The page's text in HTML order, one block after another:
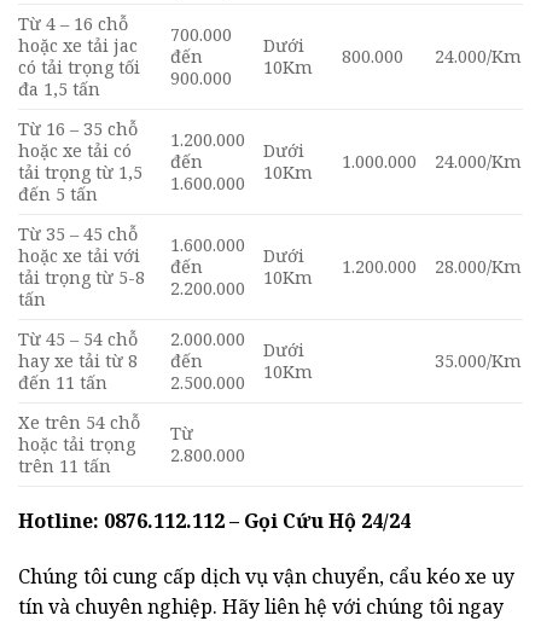
Từ 4 – 16 chỗ
hoặc xe tải jac
có tải trọng tối
đa 1,5 tấn
700.000
đến
900.000
Dưới
10Km
800.000 24.000/Km
Từ 16 – 35 chỗ
hoặc xe tải có
tải trọng từ 1,5
đến 5 tấn
1.200.000
đến
1.600.000
Dưới
10Km
1.000.000 24.000/Km
Từ 35 – 45 chỗ
hoặc xe tải với
tải trọng từ 5-8
tấn
1.600.000
đến
2.200.000
Dưới
10Km
1.200.000 28.000/Km
Từ 45 – 54 chỗ
hay xe tải từ 8
đến 11 tấn
2.000.000
đến
2.500.000
Dưới
10Km
35.000/Km
Xe trên 54 chỗ
hoặc tải trọng
trên 11 tấn
Từ
2.800.000
Hotline: 0876.112.112 – Gọi Cứu Hộ 24/24
Chúng tôi cung cấp dịch vụ vận chuyển, cẩu kéo xe uy
tín và chuyên nghiệp. Hãy liên hệ với chúng tôi ngay